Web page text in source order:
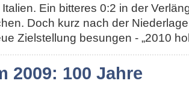
Ein bitteres 0:2 in der
Doch kurz nach der
Zielstellung besungen - „2010
2009: 100 Jahre